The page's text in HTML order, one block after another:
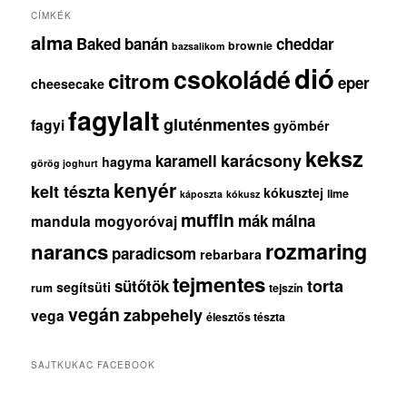
CÍMKÉK
alma Baked banán bazsalikom brownie cheddar
cheesecake citromcsokoládédió eper
fagyifagylaltgluténmentes gyömbér
görög joghurt hagyma karamell karácsonykeksz
kelt tésztakenyér káposzta kókusz kókusztej lime
mandula mogyoróvaj muffin mák málna
narancs paradicsom rebarbara rozmaring
rum segítsüti sütőtöktejmentes tejszín torta
vega vegánzabpehely élesztős tészta
SAJTKUKAC FACEBOOK